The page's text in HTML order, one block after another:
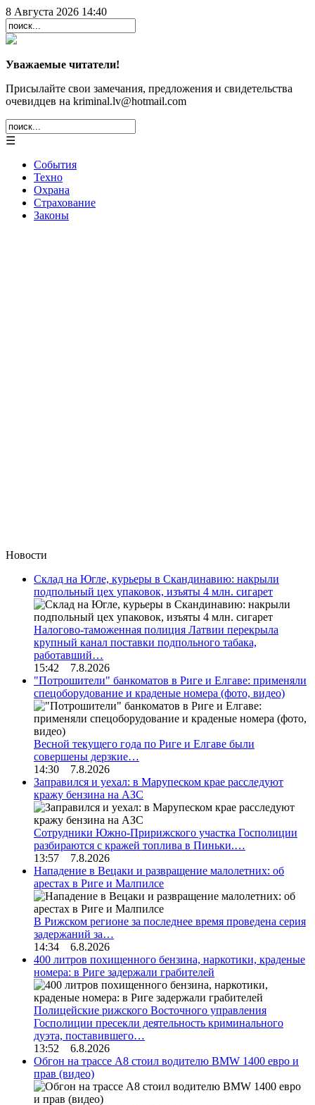
8 Августа 2026 14:40
Уважаемые читатели!
Присылайте свои замечания, предложения и свидетельства
очевидцев на kriminal.lv@hotmail.com
☰
События
Техно
Охрана
Страхование
Законы
Новости
Склад на Югле, курьеры в Скандинавию: накрыли
подпольный цех упаковок, изъяты 4 млн. сигарет
Налогово-таможенная полиция Латвии перекрыла
крупный канал поставки подпольного табака,
работавший…
15:42 7.8.2026
"Потрошители" банкоматов в Риге и Елгаве: применяли
спецоборудование и краденые номера (фото, видео)
Весной текущего года по Риге и Елгаве были
совершены дерзкие…
14:30 7.8.2026
Заправился и уехал: в Марупеском крае расследуют
кражу бензина на АЗС
Сотрудники Южно-Пририжского участка Госполиции
разбираются с кражей топлива в Пиньки.…
13:57 7.8.2026
Нападение в Вецаки и развращение малолетних: об
арестах в Риге и Малпилсе
В Рижском регионе за последнее время проведена серия
задержаний за…
14:34 6.8.2026
400 литров похищенного бензина, наркотики, краденые
номера: в Риге задержали грабителей
Полицейские рижского Восточного управления
Госполиции пресекли деятельность криминального
дуэта, поставившего…
13:52 6.8.2026
Обгон на трассе А8 стоил водителю BMW 1400 евро и
прав (видео)